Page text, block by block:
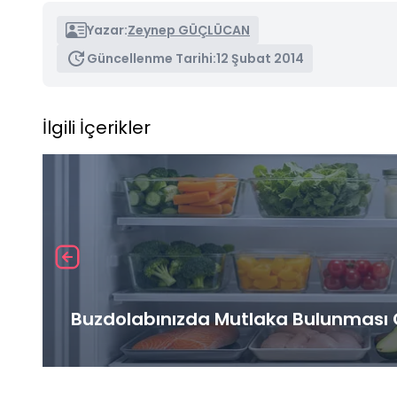
Yazar:Zeynep GÜÇLÜCAN
Güncellenme Tarihi:12 Şubat 2014
İlgili İçerikler
Buzdolabınızda Mutlaka Bulunması